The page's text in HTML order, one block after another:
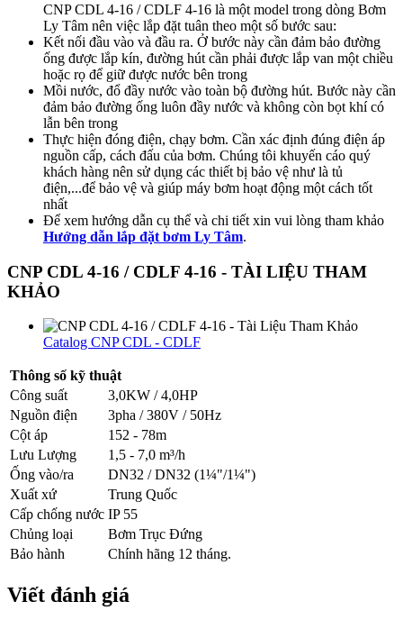
CNP CDL 4-16 / CDLF 4-16 là một model trong dòng Bơm
Ly Tâm nên việc lắp đặt tuân theo một số bước sau:
Kết nối đầu vào và đầu ra. Ở bước này cần đảm bảo đường
ống được lắp kín, đường hút cần phải được lắp van một chiều
hoặc rọ để giữ được nước bên trong
Mồi nước, đổ đầy nước vào toàn bộ đường hút. Bước này cần
đảm bảo đường ống luôn đầy nước và không còn bọt khí có
lẫn bên trong
Thực hiện đóng điện, chạy bơm. Cần xác định đúng điện áp
nguồn cấp, cách đấu của bơm. Chúng tôi khuyến cáo quý
khách hàng nên sử dụng các thiết bị bảo vệ như là tủ
điện,...để bảo vệ và giúp máy bơm hoạt động một cách tốt
nhất
Để xem hướng dẫn cụ thể và chi tiết xin vui lòng tham khảo
Hướng dẫn lắp đặt bơm Ly Tâm.
CNP CDL 4-16 / CDLF 4-16 - TÀI LIỆU THAM
KHẢO
Catalog CNP CDL - CDLF
Thông số kỹ thuật
Công suất
3,0KW / 4,0HP
Nguồn điện
3pha / 380V / 50Hz
Cột áp
152 - 78m
Lưu Lượng
1,5 - 7,0 m³/h
Ống vào/ra
DN32 / DN32 (1¼"/1¼")
Xuất xứ
Trung Quốc
Cấp chống nước IP 55
Chủng loại
Bơm Trục Đứng
Bảo hành
Chính hãng 12 tháng.
Viết đánh giá